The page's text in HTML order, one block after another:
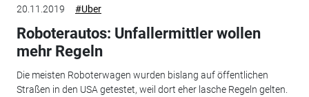
20.11.2019 #Uber
Roboterautos: Unfallermittler wollen
mehr Regeln
Die meisten Roboterwagen wurden bislang auf öffentlichen
Straßen in den USA getestet, weil dort eher lasche Regeln gelten.